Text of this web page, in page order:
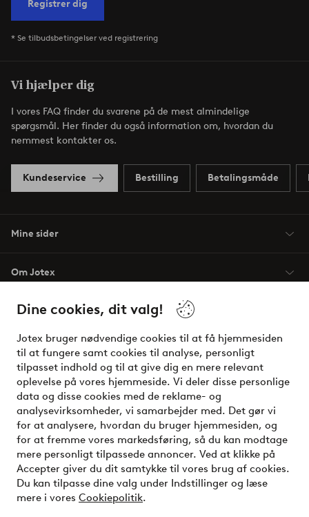
Dine cookies, dit valg!
Jotex bruger nødvendige cookies til at få hjemmesiden
til at fungere samt cookies til analyse, personligt
tilpasset indhold og til at give dig en mere relevant
oplevelse på vores hjemmeside. Vi deler disse personlige
data og disse cookies med de reklame- og
analysevirksomheder, vi samarbejder med. Det gør vi
for at analysere, hvordan du bruger hjemmesiden, og
for at fremme vores markedsføring, så du kan modtage
mere personligt tilpassede annoncer. Ved at klikke på
Accepter giver du dit samtykke til vores brug af cookies.
Du kan tilpasse dine valg under Indstillinger og læse
mere i vores Cookiepolitik.
Registrer dig
* Se tilbudsbetingelser ved registrering
Vi hjælper dig
I vores FAQ finder du svarene på de mest almindelige
spørgsmål. Her finder du også information om, hvordan du
nemmest kontakter os.
Kundeservice Bestilling Betalingsmåde
Mine sider
Om Jotex
Vilkår
Venner
Sikre betalinger - betal nu eller del op
Vil du vide mere om vores betalingsmuligheder?
elpy